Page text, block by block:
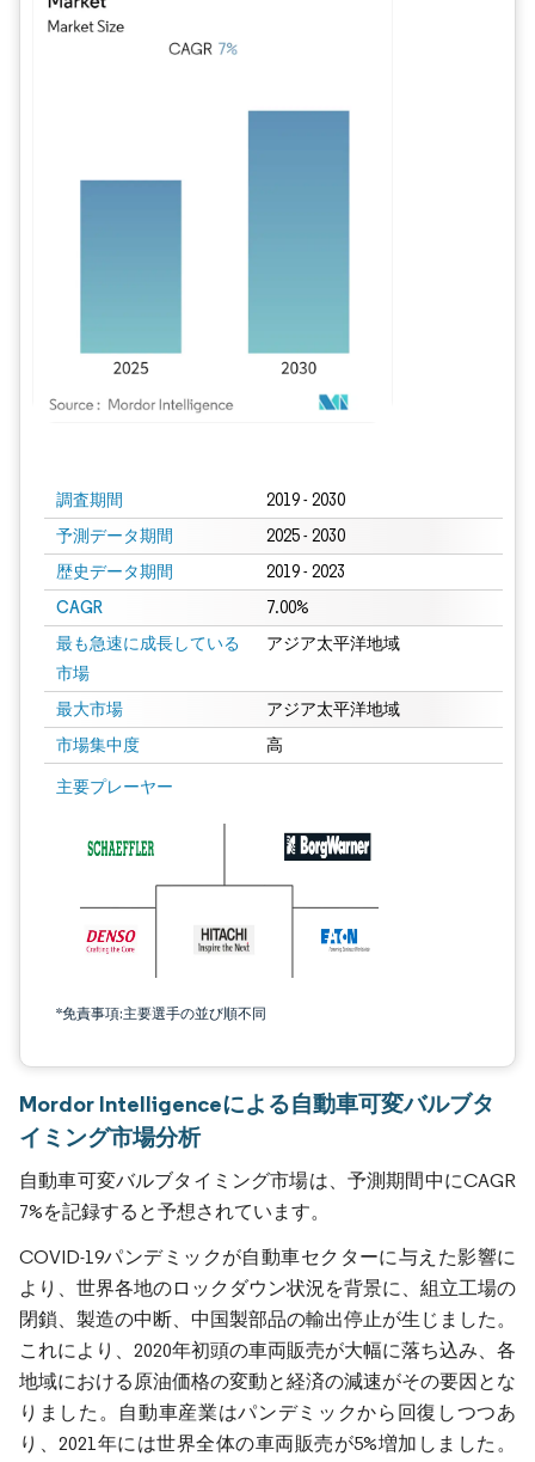
調査期間 2019 - 2030
予測データ期間 2025 - 2030
歴史データ期間 2019 - 2023
CAGR 7.00%
最も急速に成長している
市場
アジア太平洋地域
最大市場 アジア太平洋地域
市場集中度 高
主要プレーヤー
*免責事項:主要選手の並び順不同
Mordor Intelligenceによる自動車可変バルブタ
イミング市場分析
自動車可変バルブタイミング市場は、予測期間中にCAGR
7%を記録すると予想されています。
COVID-19パンデミックが自動車セクターに与えた影響に
より、世界各地のロックダウン状況を背景に、組立工場の
閉鎖、製造の中断、中国製部品の輸出停止が生じました。
これにより、2020年初頭の車両販売が大幅に落ち込み、各
地域における原油価格の変動と経済の減速がその要因とな
りました。自動車産業はパンデミックから回復しつつあ
り、2021年には世界全体の車両販売が5%増加しました。